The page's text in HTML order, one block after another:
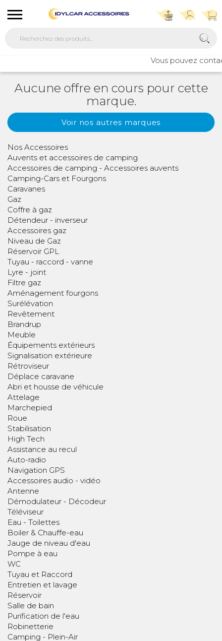
Vous pouvez
Aucune offre en cours pour cette
marque.
Voir nos autres marques
Nos Accessoires
Auvents et accessoires de camping
Accessoires de camping - Accessoires auvents
Camping-Cars et Fourgons
Caravanes
Gaz
Coffre à gaz
Détendeur - inverseur
Accessoires gaz
Niveau de Gaz
Réservoir GPL
Tuyau - raccord - vanne
Lyre - joint
Filtre gaz
Aménagement fourgons
Surélévation
Revêtement
Brandrup
Meuble
Équipements extérieurs
Signalisation extérieure
Rétroviseur
Déplace caravane
Abri et housse de véhicule
Attelage
Marchepied
Roue
Stabilisation
High Tech
Assistance au recul
Auto-radio
Navigation GPS
Accessoires audio - vidéo
Antenne
Démodulateur - Décodeur
Téléviseur
Eau - Toilettes
Boiler & Chauffe-eau
Jauge de niveau d'eau
Pompe à eau
WC
Tuyau et Raccord
Entretien et lavage
Réservoir
Salle de bain
Purification de l'eau
Robinetterie
Camping - Plein-Air